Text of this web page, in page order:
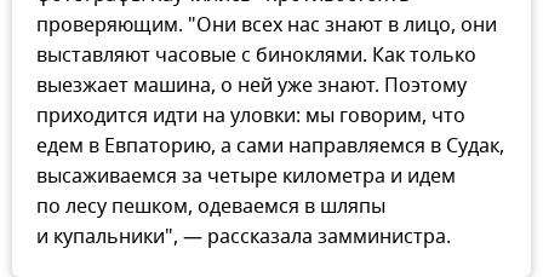
проверяющим. "Они всех нас знают в лицо, они
выставляют часовые с биноклями. Как только
выезжает машина, о ней уже знают. Поэтому
приходится идти на уловки: мы говорим, что
едем в Евпаторию, а сами направляемся в Судак,
высаживаемся за четыре километра и идем
по лесу пешком, одеваемся в шляпы
и купальники", — рассказала замминистра.